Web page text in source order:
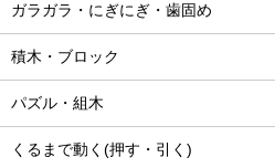
ガラガラ・にぎにぎ・歯固め
積木・ブロック
パズル・組木
くるまで動く(押す・引く)